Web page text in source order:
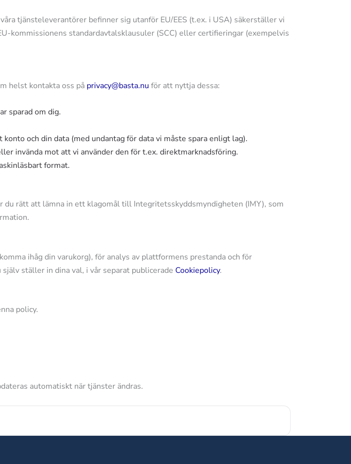
tjänsteleverantörer befinner sig utanför EU/EES (t.ex. i USA) säkerställer vi
kommissionens standardavtalsklausuler (SCC) eller certifieringar (exempelvis
helst kontakta oss på privacy@basta.nu för att nyttja dessa:
sparad om dig.
och din data (med undantag för data vi måste spara enligt lag).
invända mot att vi använder den för t.ex. direktmarknadsföring.
format.
du rätt att lämna in ett klagomål till Integritetsskyddsmyndigheten (IMY), som
ihåg din varukorg), för analys av plattformens prestanda och för
ställer in dina val, i vår separat publicerade Cookiepolicy.
policy.
automatiskt när tjänster ändras.